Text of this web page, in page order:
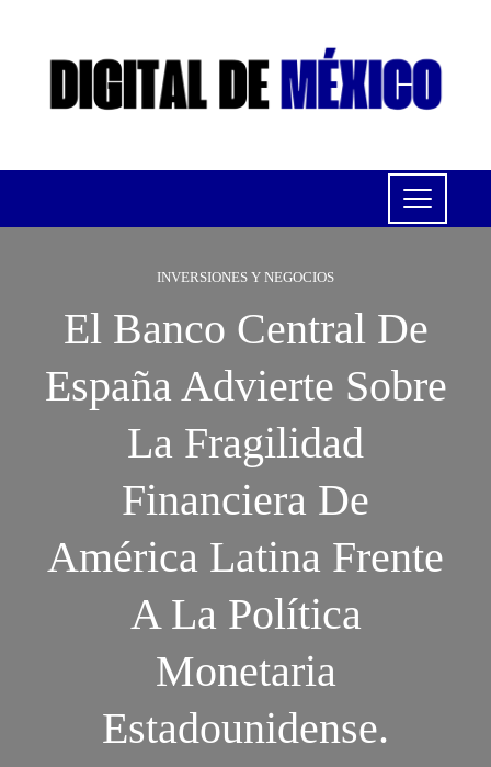
INVERSIONES Y NEGOCIOS
El Banco Central De
España Advierte Sobre
La Fragilidad
Financiera De
América Latina Frente
A La Política
Monetaria
Estadounidense.